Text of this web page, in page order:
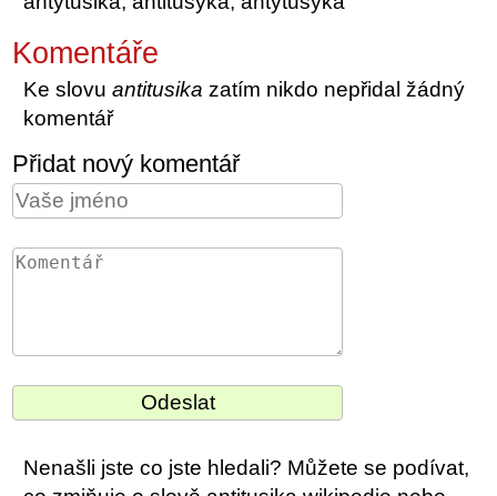
Komentáře
Ke slovuantitusika zatím nikdo nepřidal žádný
komentář
Přidat nový komentář
Nenašli jste co jste hledali? Můžete se podívat,